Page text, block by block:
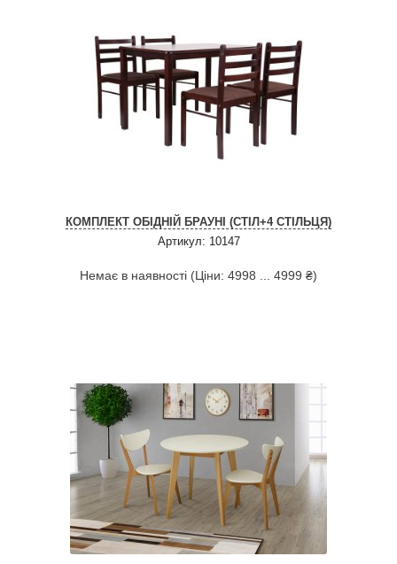
КОМПЛЕКТ ОБІДНІЙ БРАУНІ (СТІЛ+4 СТІЛЬЦЯ)
Артикул: 10147
Немає в наявності (Ціни: 4998 ... 4999 ₴)